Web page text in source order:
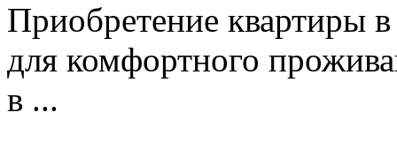
Приобретение квартиры
для комфортного
в ...